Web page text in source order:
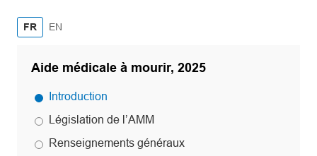
FR English
EN
Aide médicale à mourir, 2025
Introduction
Législation de l’AMM
Renseignements généraux